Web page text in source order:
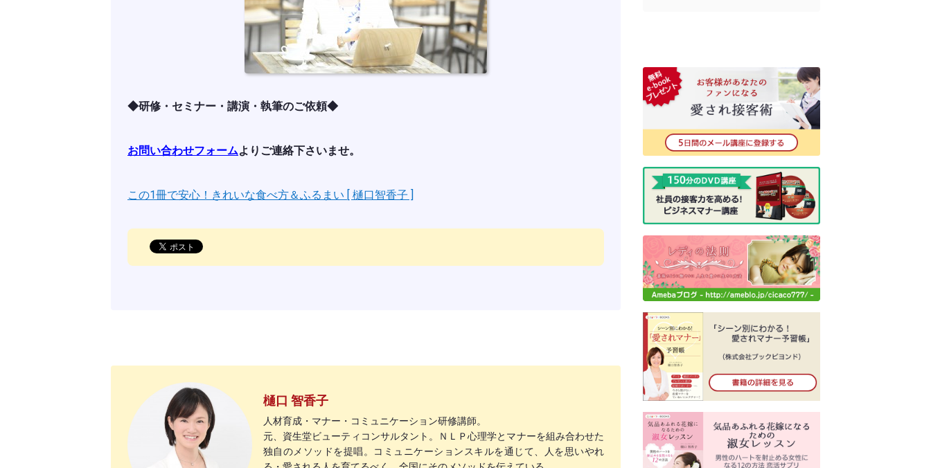
◆研修・セミナー・講演・執筆のご依頼◆
お問い合わせフォームよりご連絡下さいませ。
この1冊で安心！きれいな食べ方＆ふるまい [ 樋口智香子 ]
樋口 智香子
人材育成・マナー・コミュニケーション研修講師。
元、資生堂ビューティコンサルタント。ＮＬＰ心理学とマナーを組み合わせた
独自のメソッドを提唱。コミュニケーションスキルを通じて、人を思いやれ